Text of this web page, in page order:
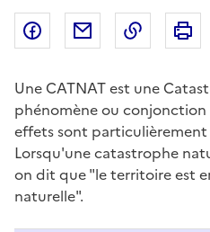
Partager sur Facebook
Partager parCopier
Une CATNAT est une
phénomène ou
effets sont particulièrement
Lorsqu'une catastrophe
on dit que "le territoire est
naturelle".